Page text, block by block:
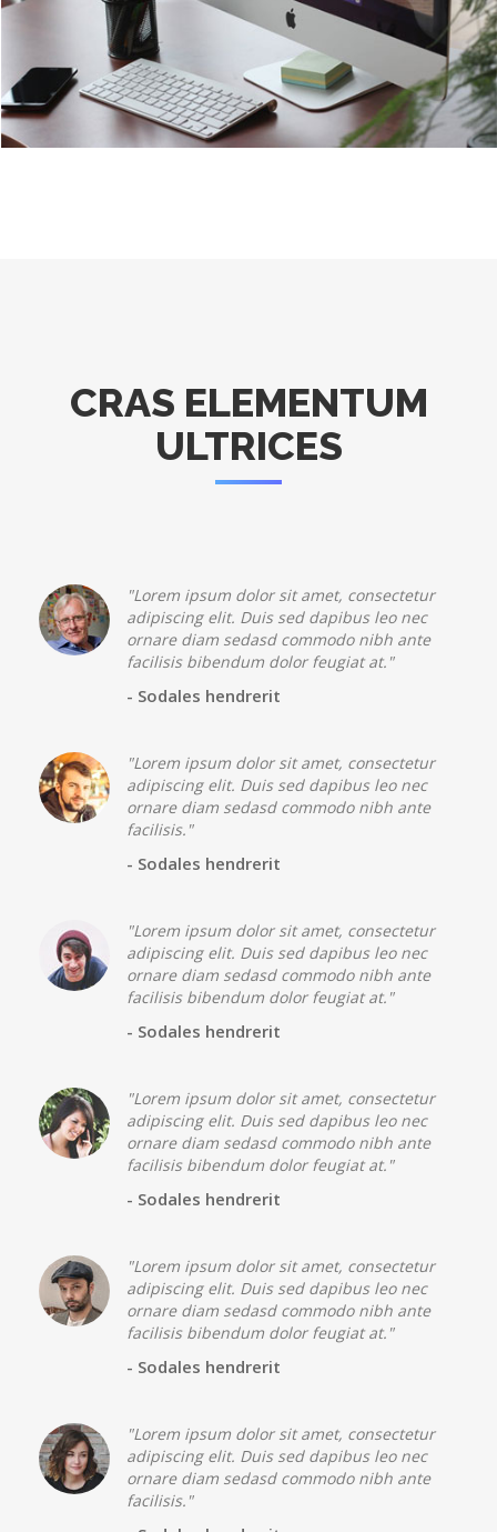
CRAS ELEMENTUM
ULTRICES
"Lorem ipsum dolor sit amet, consectetur
adipiscing elit. Duis sed dapibus leo nec
ornare diam sedasd commodo nibh ante
facilisis bibendum dolor feugiat at."
- Sodales hendrerit
"Lorem ipsum dolor sit amet, consectetur
adipiscing elit. Duis sed dapibus leo nec
ornare diam sedasd commodo nibh ante
facilisis."
- Sodales hendrerit
"Lorem ipsum dolor sit amet, consectetur
adipiscing elit. Duis sed dapibus leo nec
ornare diam sedasd commodo nibh ante
facilisis bibendum dolor feugiat at."
- Sodales hendrerit
"Lorem ipsum dolor sit amet, consectetur
adipiscing elit. Duis sed dapibus leo nec
ornare diam sedasd commodo nibh ante
facilisis bibendum dolor feugiat at."
- Sodales hendrerit
"Lorem ipsum dolor sit amet, consectetur
adipiscing elit. Duis sed dapibus leo nec
ornare diam sedasd commodo nibh ante
facilisis bibendum dolor feugiat at."
- Sodales hendrerit
"Lorem ipsum dolor sit amet, consectetur
adipiscing elit. Duis sed dapibus leo nec
ornare diam sedasd commodo nibh ante
facilisis."